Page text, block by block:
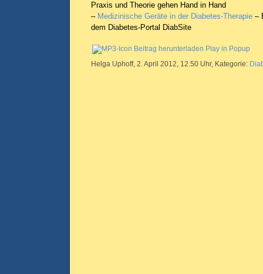
Praxis und Theorie gehen Hand in Hand
– Medizinische Geräte in der Diabetes-Therapie –
dem Diabetes-Portal DiabSite
Beitrag herunterladen Play in Popup
Helga Uphoff, 2. April 2012, 12.50 Uhr, Kategorie: